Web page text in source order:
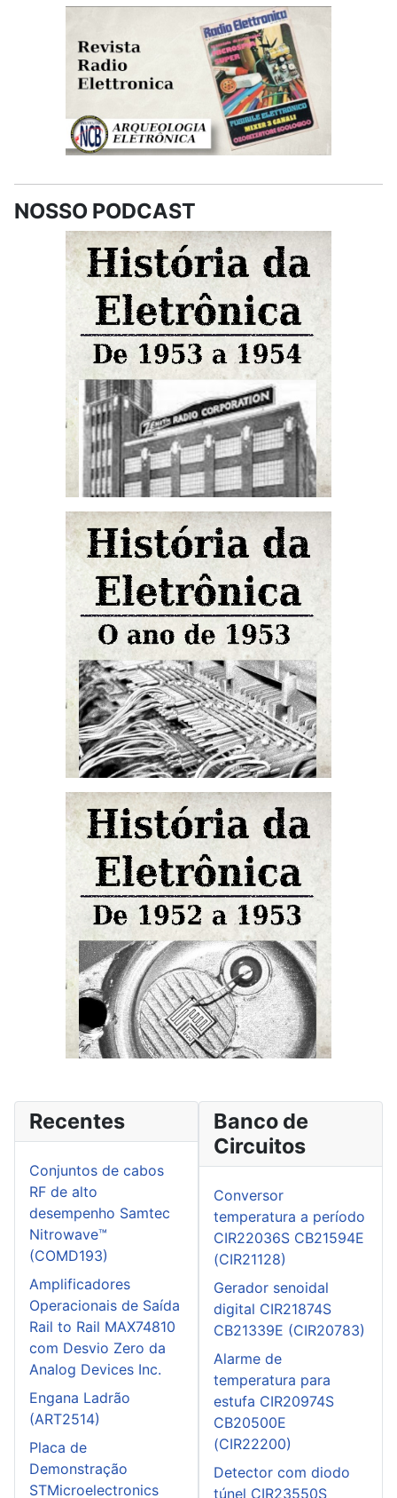
NOSSO PODCAST
Recentes
Conjuntos de cabos
RF de alto
desempenho Samtec
Nitrowave™
(COMD193)
Amplificadores
Operacionais de Saída
Rail to Rail MAX74810
com Desvio Zero da
Analog Devices Inc.
Engana Ladrão
(ART2514)
Placa de
Demonstração
STMicroelectronics
Banco de
Circuitos
Conversor
temperatura a período
CIR22036S CB21594E
(CIR21128)
Gerador senoidal
digital CIR21874S
CB21339E (CIR20783)
Alarme de
temperatura para
estufa CIR20974S
CB20500E
(CIR22200)
Detector com diodo
túnel CIR23550S